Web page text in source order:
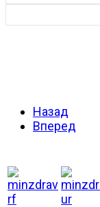
Назад
Вперед